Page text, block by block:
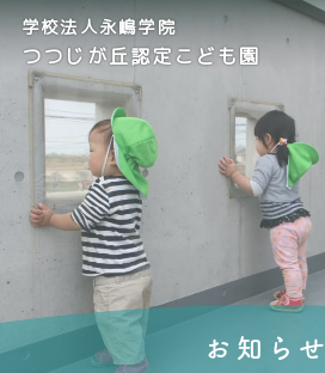
学校法人永嶋学院
つつじが丘認定こども園
お知らせ